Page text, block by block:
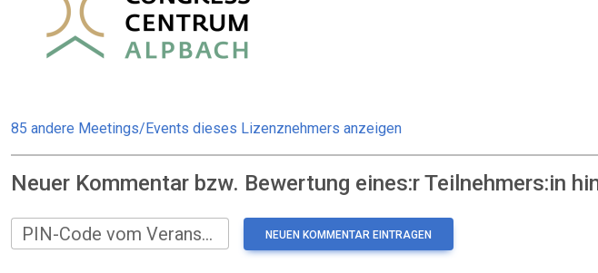
85 andere Meetings/Events dieses Lizenznehmers anzeigen
Neuer Kommentar bzw. Bewertung eines:r Teilnehmers:in
PIN-Code vom Veranstalter